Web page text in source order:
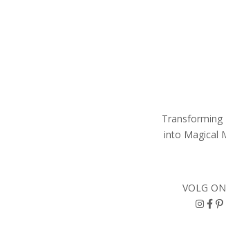
into Magical
VOLG